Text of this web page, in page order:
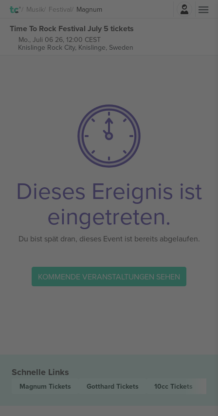
Musik Festival Magnum
Time To Rock Festival July 5 tickets
Mo., Juli 06 26, 12:00 CEST
Knislinge Rock City, Knislinge, Sweden
Dieses Ereignis ist
eingetreten.
Du bist spät dran, dieses Event ist bereits abgelaufen.
KOMMENDE VERANSTALTUNGEN SEHEN
Schnelle Links
Magnum Tickets Gotthard Tickets 10cc Tickets